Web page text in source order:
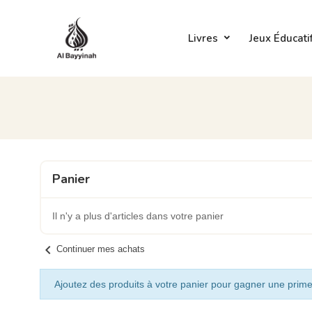
Livres Jeux
Panier
Il n'y a plus d'articles dans votre panier
chevron_left Continuer mes achats
Ajoutez des produits à votre panier pour gagner une